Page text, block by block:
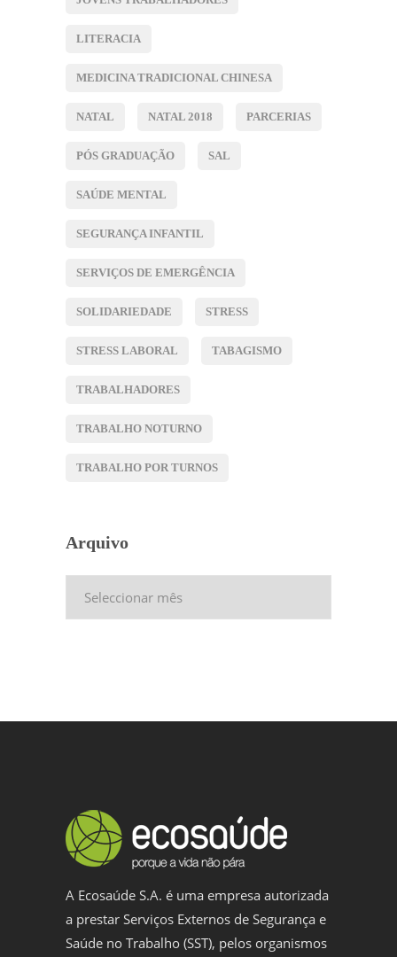
LITERACIA
MEDICINA TRADICIONAL CHINESA
NATAL NATAL 2018 PARCERIAS
PÓS GRADUAÇÃO SAL
SAÚDE MENTAL
SEGURANÇA INFANTIL
SERVIÇOS DE EMERGÊNCIA
SOLIDARIEDADE STRESS
STRESS LABORAL TABAGISMO
TRABALHADORES
TRABALHO NOTURNO
TRABALHO POR TURNOS
Arquivo
A Ecosaúde S.A. é uma empresa autorizada
a prestar Serviços Externos de Segurança e
Saúde no Trabalho (SST), pelos organismos